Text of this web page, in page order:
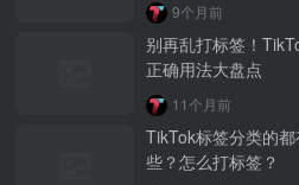
越南监管出手核查Shopee、TikTok
Shop涨价行为，佣金调整遭调查
TikTok Shop 印尼推出出海项目 助
土品牌开拓东南亚市场
9个月前
别再乱打标签！
正确用法大盘点
11个月前
TikTok标签分类的
些？怎么打标签？